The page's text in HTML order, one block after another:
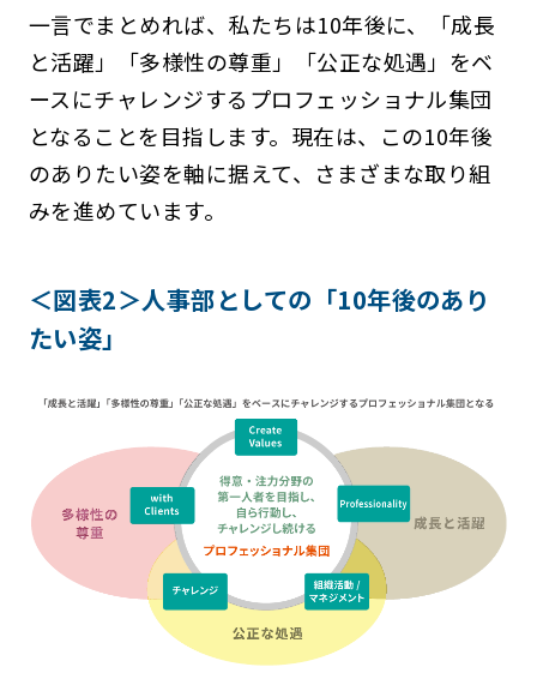
一言でまとめれば、私たちは10年後に、「成長
と活躍」「多様性の尊重」「公正な処遇」をベ
ースにチャレンジするプロフェッショナル集団
となることを目指します。現在は、この10年後
のありたい姿を軸に据えて、さまざまな取り組
みを進めています。
＜図表2＞人事部としての「10年後のあり
たい姿」